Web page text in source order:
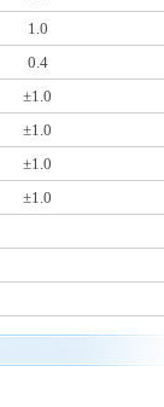
1.0
0.4
±1.0
±1.0
±1.0
±1.0